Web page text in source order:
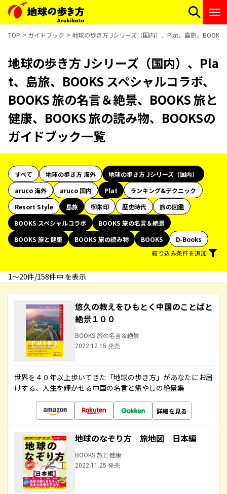
TOP ガイドブック 地球の歩き方 Jシリーズ（国内）、Plat、島旅、BOOKS
地球の歩き方 Jシリーズ（国内）、Pla
t、島旅、BOOKS スペシャルコラボ、
BOOKS 旅の名言＆絶景、BOOKS 旅と
健康、BOOKS 旅の読み物、BOOKSの
ガイドブック一覧
すべて 地球の歩き方 海外
地球の歩き方 Jシリーズ（国内）
aruco 海外
aruco 国内 Plat
ランキング&テクニック
Resort Style
島旅 御朱印 歴史時代
旅の図鑑
BOOKS スペシャルコラボ
BOOKS 旅の名言＆絶景
BOOKS 旅と健康
BOOKS 旅の読み物 BOOKS
D-Books
絞り込み条件を追加
1〜20件/158件中 を表示
悠久の教えをひもとく中国のことばと
絶景１００
BOOKS 旅の名言＆絶景
2022.12.15 発売
世界を４０年以上歩いてきた「地球の歩き方」があなたにお届
けする、人生を輝かせる中国の名言と癒やしの絶景集
詳細を見る
地球のなぞり方 旅地図 日本編
BOOKS 旅と健康
2022.11.25 発売